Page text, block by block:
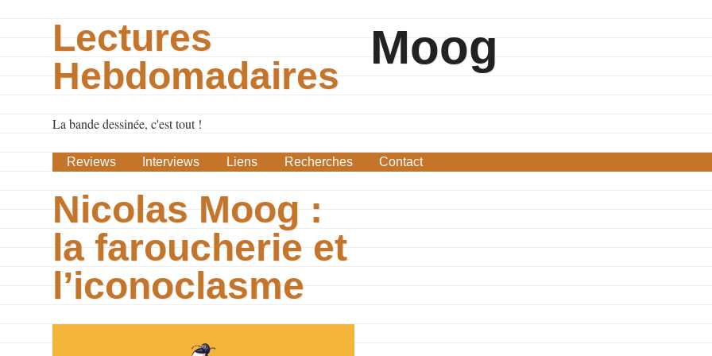
Lectures
Hebdomadaires
La bande dessinée, c'est tout !
Moog
Reviews Interviews Liens Recherches Contact
Nicolas Moog :
la faroucherie et
l’iconoclasme